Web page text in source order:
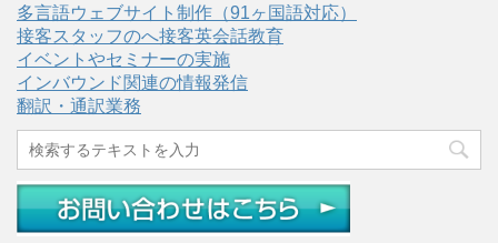
多言語ウェブサイト制作（91ヶ国語対応）
接客スタッフのへ接客英会話教育
イベントやセミナーの実施
インバウンド関連の情報発信
翻訳・通訳業務